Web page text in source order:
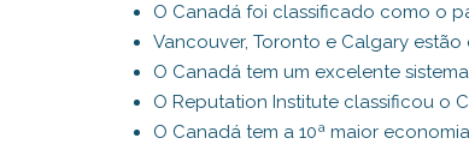
O Canadá foi classificado como o
Vancouver, Toronto e Calgary
O Canadá tem um excelente
O Reputation Institute classificou o
O Canadá tem a 10ª maior